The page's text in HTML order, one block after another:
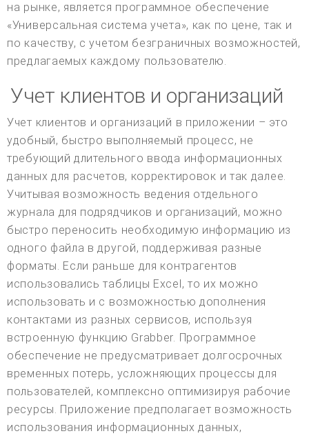
на рынке, является программное обеспечение
«Универсальная система учета», как по цене, так и
по качеству, с учетом безграничных возможностей,
предлагаемых каждому пользователю.
Учет клиентов и организаций
Учет клиентов и организаций в приложении – это
удобный, быстро выполняемый процесс, не
требующий длительного ввода информационных
данных для расчетов, корректировок и так далее.
Учитывая возможность ведения отдельного
журнала для подрядчиков и организаций, можно
быстро переносить необходимую информацию из
одного файла в другой, поддерживая разные
форматы. Если раньше для контрагентов
использовались таблицы Excel, то их можно
использовать и с возможностью дополнения
контактами из разных сервисов, используя
встроенную функцию Grabber. Программное
обеспечение не предусматривает долгосрочных
временных потерь, усложняющих процессы для
пользователей, комплексно оптимизируя рабочие
ресурсы. Приложение предполагает возможность
использования информационных данных,